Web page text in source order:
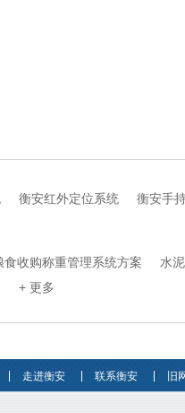
衡安红外定位系统 衡安手
食收购称重管理系统方案
水
+ 更多
走进衡安 联系衡安 旧